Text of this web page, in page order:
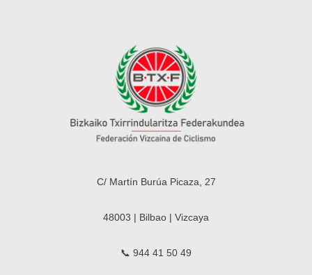
C/ Martín Burúa Picaza, 27
48003 | Bilbao | Vizcaya
📞 944 41 50 49